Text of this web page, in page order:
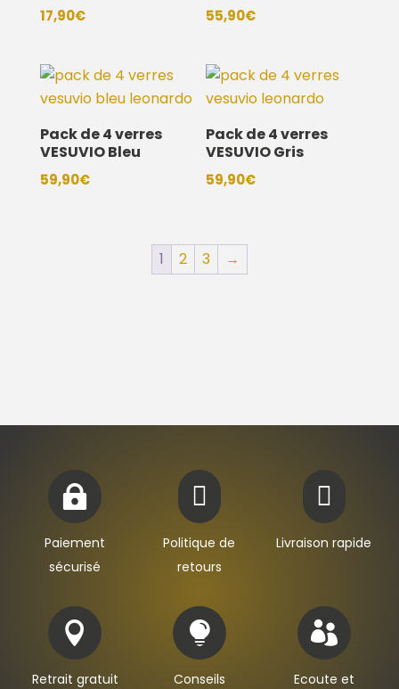
17,90€ 55,90€
Pack de 4 verres
VESUVIO Bleu
59,90€
Pack de 4 verres
VESUVIO Gris
59,90€
1 2 3 →

Paiement
sécurisé

Politique de
retours

Livraison rapide

Retrait gratuit

Conseils

Ecoute et